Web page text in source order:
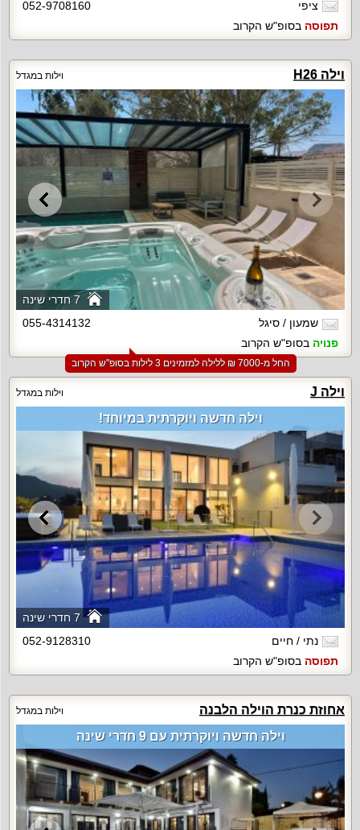
ציפי
052-9708160
תפוסה בסופ"ש הקרוב
וילה H26 וילות במגדל
7 חדרי שינה
שמעון / סיגל
055-4314132
פנויה בסופ"ש הקרוב
החל מ-‏7000 ₪ ללילה למזמינים 3 לילות בסופ"ש הקרוב
וילה J וילות במגדל
7 חדרי שינה
וילה חדשה ויוקרתית במיוחד!
נתי / חיים
052-9128310
תפוסה בסופ"ש הקרוב
אחוזת כנרת הוילה הלבנה וילות במגדל
וילה חדשה ויוקרתית עם 9 חדרי שינה